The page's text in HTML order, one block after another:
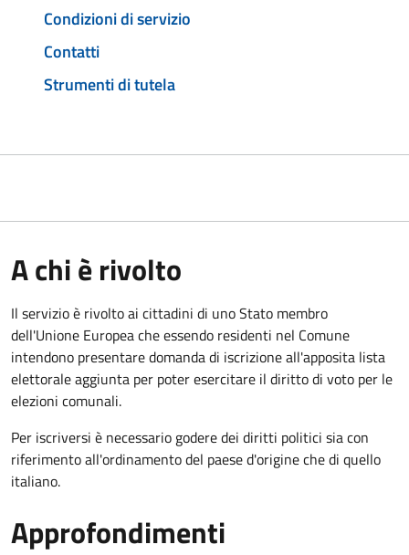
Condizioni di servizio
Contatti
Strumenti di tutela
A chi è rivolto
Il servizio è rivolto ai cittadini di uno Stato membro
dell'Unione Europea che essendo residenti nel Comune
intendono presentare domanda di iscrizione all'apposita lista
elettorale aggiunta per poter esercitare il diritto di voto per le
elezioni comunali.
Per iscriversi è necessario godere dei diritti politici sia con
riferimento all'ordinamento del paese d'origine che di quello
italiano.
Approfondimenti